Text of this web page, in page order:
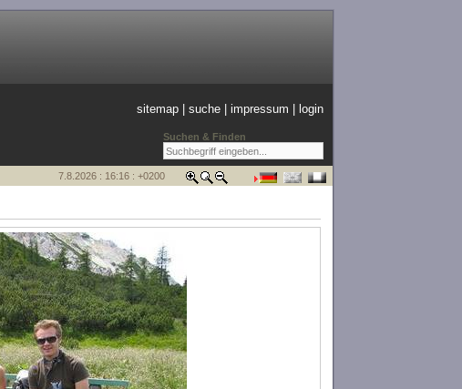
Suchen & Finden
sitemap |suche |impressum login
7.8.2026 : 16:16 : +0200